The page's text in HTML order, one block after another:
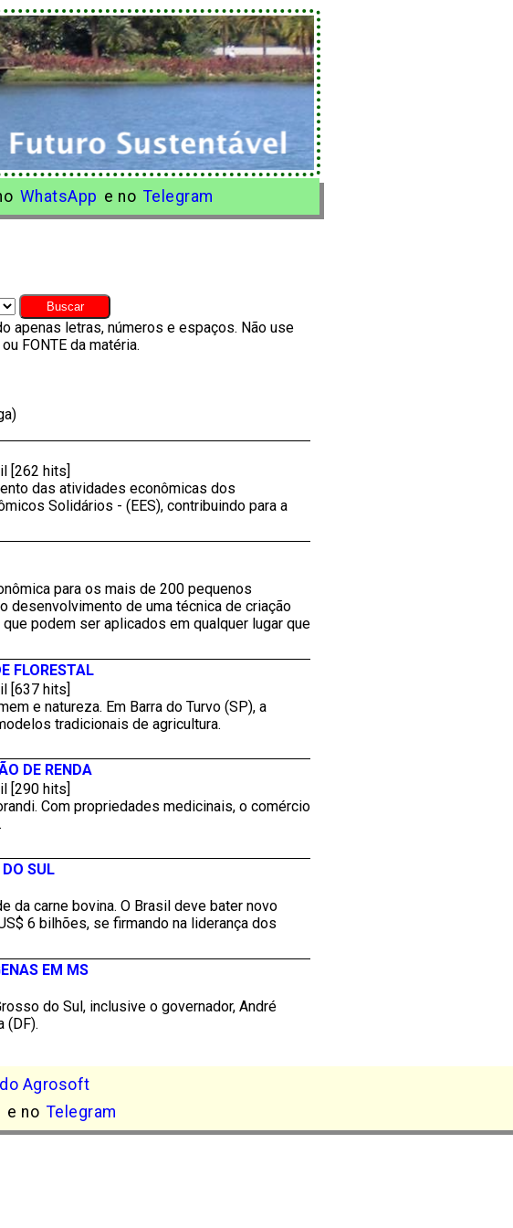
WhatsApp e no Telegram
apenas letras, números e espaços. Não use
FONTE da matéria.
[262 hits]
das atividades econômicas dos
Solidários - (EES), contribuindo para a
para os mais de 200 pequenos
desenvolvimento de uma técnica de criação
podem ser aplicados em qualquer lugar que
FLORESTAL
[637 hits]
e natureza. Em Barra do Turvo (SP), a
tradicionais de agricultura.
DE RENDA
[290 hits]
Com propriedades medicinais, o comércio
SUL
da carne bovina. O Brasil deve bater novo
6 bilhões, se firmando na liderança dos
EM MS
do Sul, inclusive o governador, André
(DF).
Agrosoft
e no Telegram